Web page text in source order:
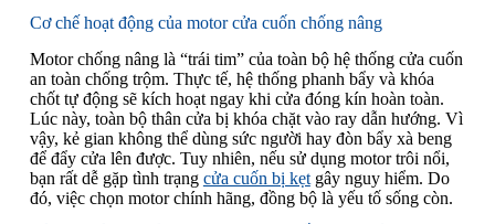
Cơ chế hoạt động của motor cửa cuốn chống nâng
Motor chống nâng là “trái tim” của toàn bộ hệ thống cửa cuốn
an toàn chống trộm. Thực tế, hệ thống phanh bẩy và khóa
chốt tự động sẽ kích hoạt ngay khi cửa đóng kín hoàn toàn.
Lúc này, toàn bộ thân cửa bị khóa chặt vào ray dẫn hướng. Vì
vậy, kẻ gian không thể dùng sức người hay đòn bẩy xà beng
để đẩy cửa lên được. Tuy nhiên, nếu sử dụng motor trôi nổi,
bạn rất dễ gặp tình trạng cửa cuốn bị kẹtgây nguy hiểm. Do
đó, việc chọn motor chính hãng, đồng bộ là yếu tố sống còn.